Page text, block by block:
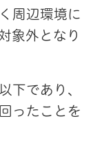
周辺環境に
象外となり
下であり、
ったことを